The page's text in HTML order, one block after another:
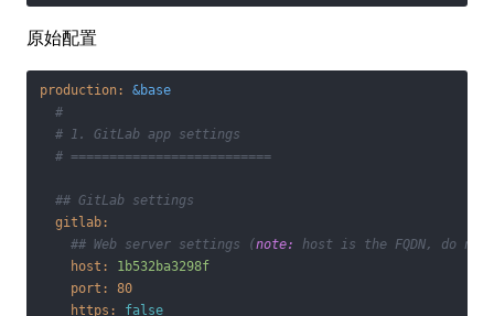
原始配置
production:
&base
#
# 1. GitLab app settings
# ==========================
## GitLab settings
gitlab:
## Web server settings (note:
host is the FQDN, do
host:
1b532ba3298f
port:
80
https:
false